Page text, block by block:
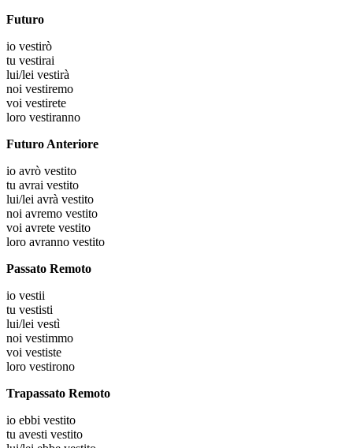
Futuro
io vestirò
tu vestirai
lui/lei vestirà
noi vestiremo
voi vestirete
loro vestiranno
Futuro Anteriore
io avrò vestito
tu avrai vestito
lui/lei avrà vestito
noi avremo vestito
voi avrete vestito
loro avranno vestito
Passato Remoto
io vestii
tu vestisti
lui/lei vestì
noi vestimmo
voi vestiste
loro vestirono
Trapassato Remoto
io ebbi vestito
tu avesti vestito